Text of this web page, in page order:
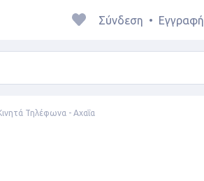
Σύνδεση • Εγγραφή
Τηλέφωνα - Αχαΐα